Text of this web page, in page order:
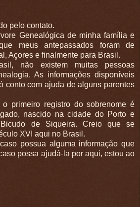
pelo contato.
Genealógica de minha família e
meus antepassados foram de
Açores e finalmente para Brasil.
não existem muitas pessoas
As informações disponíveis
conto com ajuda de alguns parentes
o primeiro registro do sobrenome é
nascido na cidade do Porto e
de Siqueira. Creio que se
XVI aqui no Brasil.
possua alguma informação que
possa ajudá-la por aqui, estou ao